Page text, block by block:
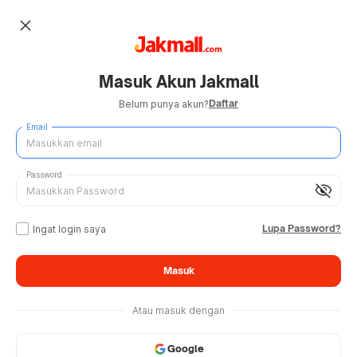
close
Masuk Akun Jakmall
Belum punya akun?Daftar
Email
visibility_off
Password
Ingat login saya Lupa Password?
Masuk
Atau masuk dengan
Google